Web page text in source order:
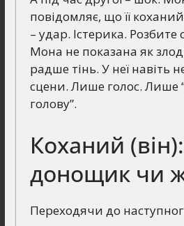
повідомляє, що її
– удар. Істерика. Розбите
Мона не показана як
радше тінь. У неї навіть
сцени. Лише голос. Лише
голову”.
Коханий (він):
донощик чи
Переходячи до